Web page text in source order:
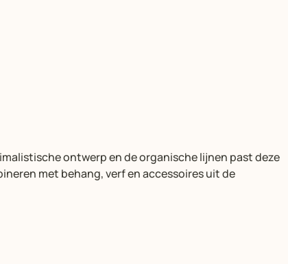
ontwerp en de organische lijnen past deze
met behang, verf en accessoires uit de